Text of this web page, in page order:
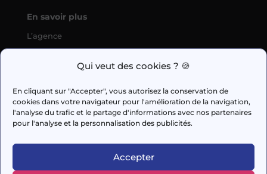
Qui veut des cookies ? 🍪
En cliquant sur "Accepter", vous autorisez la conservation de
cookies dans votre navigateur pour l'amélioration de la navigation,
l'analyse du trafic et le partage d'informations avec nos partenaires
pour l'analyse et la personnalisation des publicités.
Accepter
En savoir plus
L’agence
  